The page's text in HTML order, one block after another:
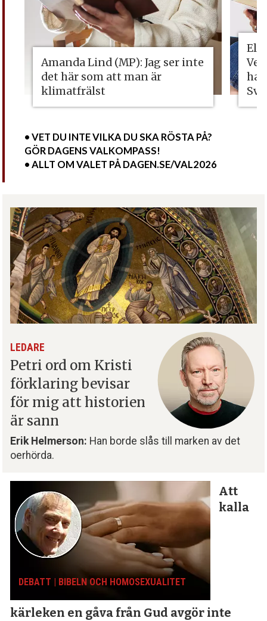
Amanda Lind (MP): Jag ser inte
det här som att man är
klimatfrälst
ha
• VET DU INTE VILKA DU SKA RÖSTA PÅ?
GÖR DAGENS VALKOMPASS!
• ALLT OM VALET PÅ DAGEN.SE/VAL2026
LEDARE
Petri ord om Kristi
förklaring bevisar
för mig att historien
är sann
Erik Helmerson: Han borde slås till marken av det
oerhörda.
DEBATT | BIBELN OCH HOMOSEXUALITET
Att
kalla
kärleken en gåva från Gud avgör inte